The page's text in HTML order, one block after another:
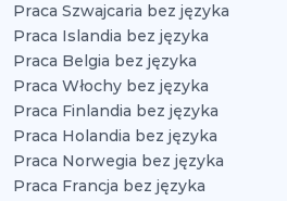
Praca Szwajcaria bez języka
Praca Islandia bez języka
Praca Belgia bez języka
Praca Włochy bez języka
Praca Finlandia bez języka
Praca Holandia bez języka
Praca Norwegia bez języka
Praca Francja bez języka